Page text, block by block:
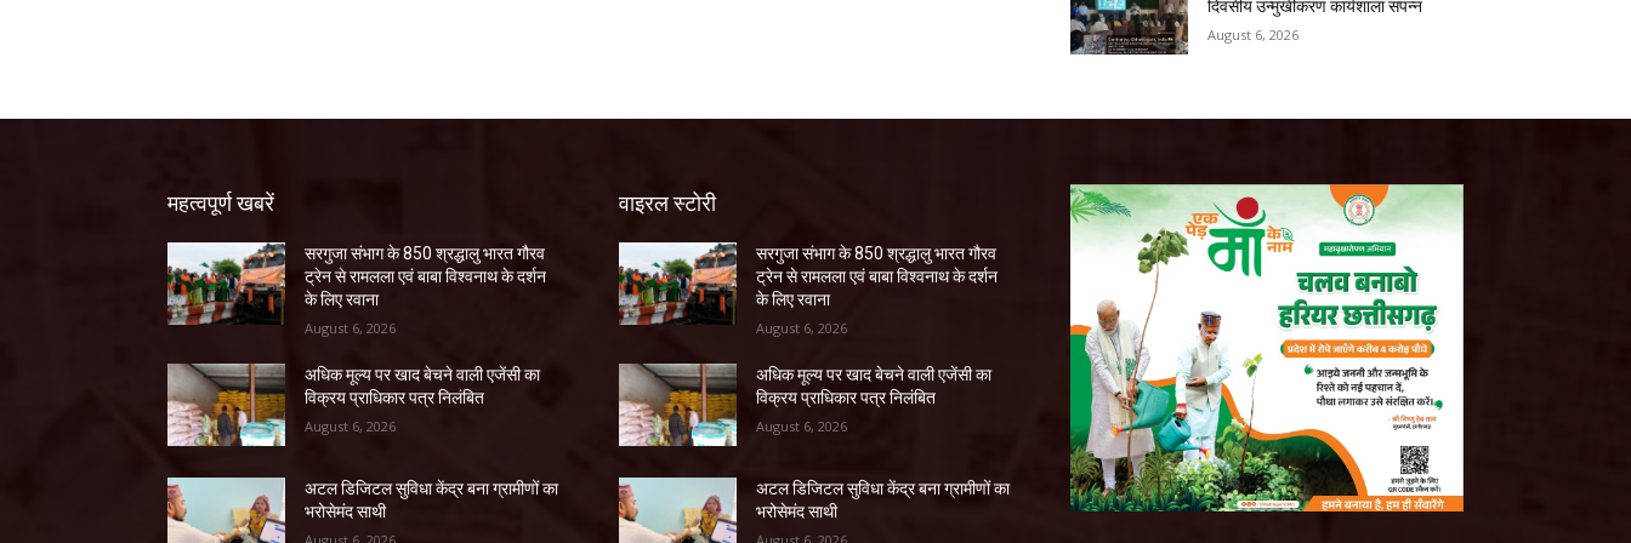
दिवसीय उन्मुखीकरण कार्यशाला संपन्न
August 6, 2026
महत्वपूर्ण खबरें
सरगुजा संभाग के 850 श्रद्धालु भारत गौरव
ट्रेन से रामलला एवं बाबा विश्वनाथ के दर्शन
के लिए रवाना
August 6, 2026
अधिक मूल्य पर खाद बेचने वाली एजेंसी का
विक्रय प्राधिकार पत्र निलंबित
August 6, 2026
अटल डिजिटल सुविधा केंद्र बना ग्रामीणों का
भरोसेमंद साथी
वाइरल स्टोरी
सरगुजा संभाग के 850 श्रद्धालु भारत गौरव
ट्रेन से रामलला एवं बाबा विश्वनाथ के दर्शन
के लिए रवाना
August 6, 2026
अधिक मूल्य पर खाद बेचने वाली एजेंसी का
विक्रय प्राधिकार पत्र निलंबित
August 6, 2026
अटल डिजिटल सुविधा केंद्र बना ग्रामीणों का
भरोसेमंद साथी